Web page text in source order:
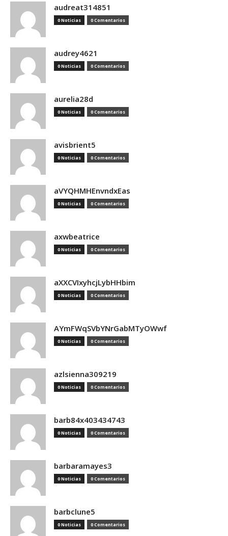
audreat314851
0 Noticias 0 Comentarios
audrey4621
0 Noticias 0 Comentarios
aurelia28d
0 Noticias 0 Comentarios
avisbrient5
0 Noticias 0 Comentarios
aVYQHMHEnvndxEas
0 Noticias 0 Comentarios
axwbeatrice
0 Noticias 0 Comentarios
aXXCVIxyhcjLybHHbim
0 Noticias 0 Comentarios
AYmFWqSVbYNrGabMTyOWwf
0 Noticias 0 Comentarios
azlsienna309219
0 Noticias 0 Comentarios
barb84x403434743
0 Noticias 0 Comentarios
barbaramayes3
0 Noticias 0 Comentarios
barbclune5
0 Noticias 0 Comentarios